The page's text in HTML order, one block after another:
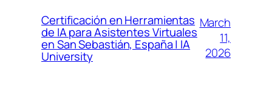
Certificación en Herramientas
de IA para Asistentes Virtuales
en San Sebastián, España | IA
University
March
11,
2026